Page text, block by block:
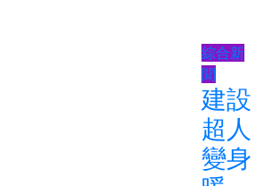
綜合新
聞
建設
超人
變身